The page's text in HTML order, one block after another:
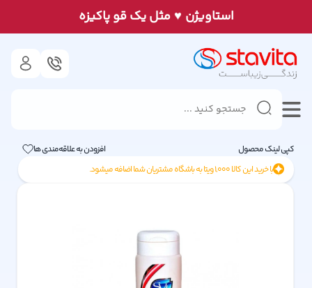
استاويژن ♥مثل يک قو پاكيزه
کپی لینک محصول
افزودن به علاقه‌مندی ها
با خرید این کالا1,000ویتا به باشگاه مشتریان شما اضافه میشود.